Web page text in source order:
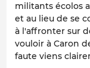
militants écolos
et au lieu de se
à l'affronter sur
vouloir à Caron
faute viens